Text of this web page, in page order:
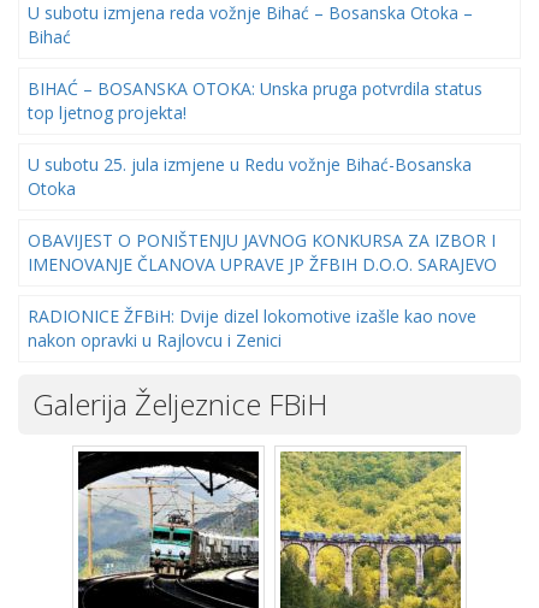
U subotu izmjena reda vožnje Bihać – Bosanska Otoka –
Bihać
BIHAĆ – BOSANSKA OTOKA: Unska pruga potvrdila status
top ljetnog projekta!
U subotu 25. jula izmjene u Redu vožnje Bihać-Bosanska
Otoka
OBAVIJEST O PONIŠTENJU JAVNOG KONKURSA ZA IZBOR I
IMENOVANJE ČLANOVA UPRAVE JP ŽFBIH D.O.O. SARAJEVO
RADIONICE ŽFBiH: Dvije dizel lokomotive izašle kao nove
nakon opravki u Rajlovcu i Zenici
Galerija Željeznice FBiH